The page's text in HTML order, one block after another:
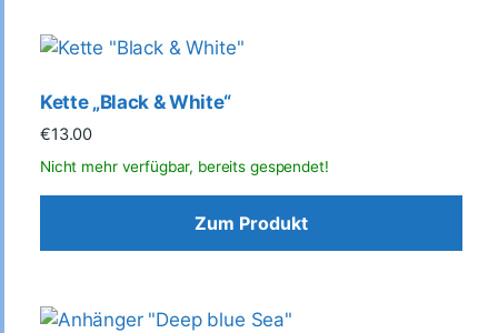
Kette „Black & White“
€13.00
Zum Produkt